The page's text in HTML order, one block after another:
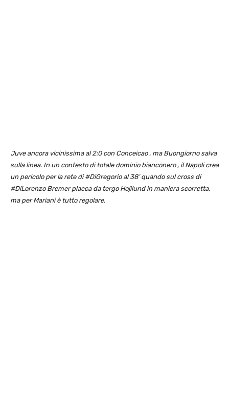
Juve ancora vicinissima al 2:0 con Conceicao , ma Buongiorno salva
sulla linea. In un contesto di totale dominio bianconero , il Napoli crea
un pericolo per la rete di #DiGregorio al 38’ quando sul cross di
#DiLorenzo Bremer placca da tergo Hojilund in maniera scorretta,
ma per Mariani è tutto regolare.